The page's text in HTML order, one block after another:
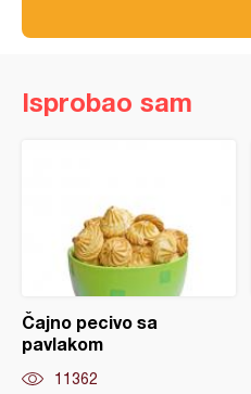
Isprobao sam
Čajno pecivo sa
pavlakom
11362